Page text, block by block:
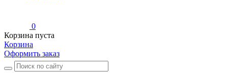
0
Корзина пуста
Корзина
Оформить заказ